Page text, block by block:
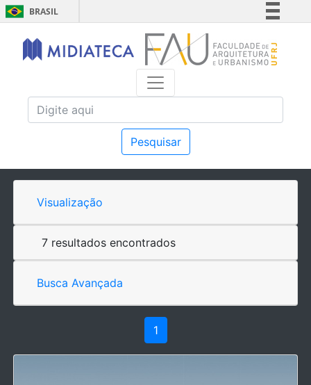
BRASIL
Simplifique!
Comunica BR
Acesso à informação
Pesquisar
Visualização
7 resultados encontrados
Busca Avançada
1